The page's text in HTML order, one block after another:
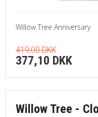
Willow Tree Anniversary
419,00 DKK
377,10 DKK
Willow Tree -